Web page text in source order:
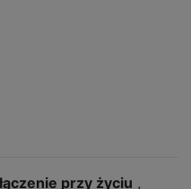
przy życiu ,